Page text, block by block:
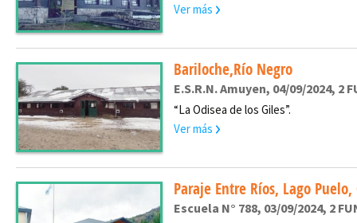
Ver más
Bariloche,Río Negro
E.S.R.N. Amuyen, 04/09/2024, 2
“La Odisea de los Giles”.
Ver más
Paraje Entre Ríos, Lago
Escuela N° 788, 03/09/2024, 2